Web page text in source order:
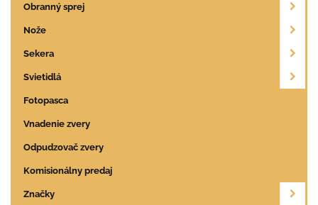
Obranný sprej
Nože
Sekera
Svietidlá
Fotopasca
Vnadenie zvery
Odpudzovač zvery
Komisionálny predaj
Značky